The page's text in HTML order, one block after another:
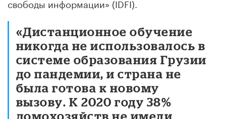
свободы информации» (IDFI).
«Дистанционное обучение
никогда не использовалось в
системе образования Грузии
до пандемии, и страна не
была готова к новому
вызову. К 2020 году 38%
домохозяйств не имели